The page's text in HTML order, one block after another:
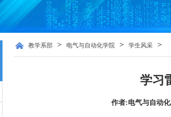
教学系部 > 电气与自动化学院 > 学生风采 >
学习
作者:电气与自